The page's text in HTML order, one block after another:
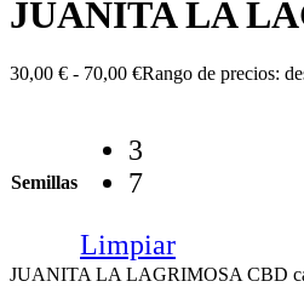
JUANITA LA
30,00 € - 70,00 €Rango de precios:
Semillas
3
7
Limpiar
JUANITA LA LAGRIMOSA CBD